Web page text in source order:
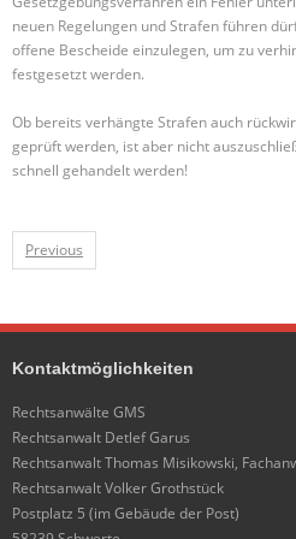
neuen Regelungen und Strafen führen
offene Bescheide einzulegen, um zu
festgesetzt werden.
Ob bereits verhängte Strafen auch
geprüft werden, ist aber nicht
schnell gehandelt werden!
Previous
Kontaktmöglichkeiten
Rechtsanwälte GMS
Rechtsanwalt Detlef Garus
Rechtsanwalt Thomas Misikowski,
Rechtsanwalt Volker Grothstück
Postplatz 5 (im Gebäude der Post)